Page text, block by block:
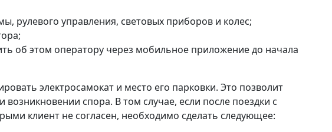
рулевого управления, световых приборов и колес;
об этом оператору через мобильное приложение до начала
электросамокат и место его парковки. Это позволит
спора. В том случае, если после поездки с
клиент не согласен, необходимо сделать следующее: